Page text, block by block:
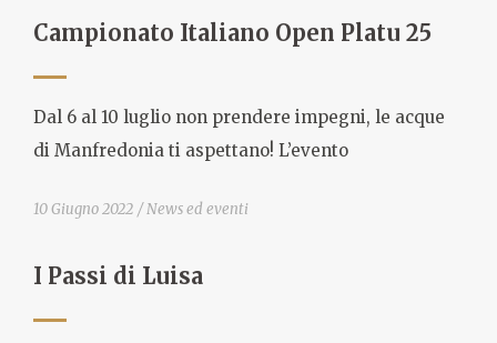
Campionato Italiano Open Platu 25
Dal 6 al 10 luglio non prendere impegni, le acque
di Manfredonia ti aspettano! L’evento
10 Giugno 2022 News ed eventi
I Passi di Luisa